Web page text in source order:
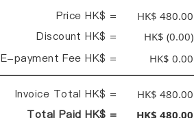
Price HK$ = HK$ 480.00
Discount HK$ = HK$ (0.00)
E-payment Fee HK$ = HK$ 0.00
Invoice Total HK$ = HK$ 480.00
Total Paid HK$ = HK$ 480.00